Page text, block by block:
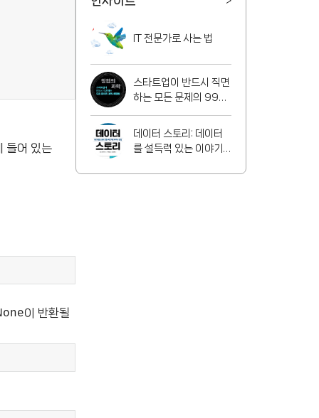
들어 있는
이 반환될
IT 전문가로 사는 법
스타트업이 반드시 직면
하는 모든 문제의 99%
데이터 스토리: 데이터
를 설득력 있는 이야기